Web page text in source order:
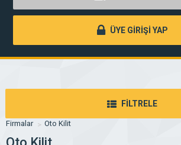
ÜYE GİRİŞİ YAP
FİLTRELE
Firmalar Oto Kilit